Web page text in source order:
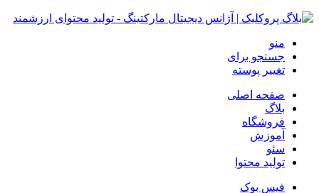
منو
جستجو برای
تغییر پوسته
صفحه اصلی
بلاگ
فروشگاه
آموزش
سئو
تولید محتوا
فیس بوک